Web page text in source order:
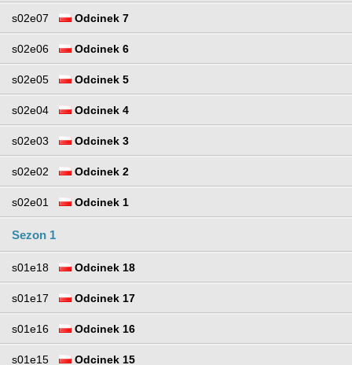
s02e07 Odcinek 7
s02e06 Odcinek 6
s02e05 Odcinek 5
s02e04 Odcinek 4
s02e03 Odcinek 3
s02e02 Odcinek 2
s02e01 Odcinek 1
Sezon 1
s01e18 Odcinek 18
s01e17 Odcinek 17
s01e16 Odcinek 16
s01e15 Odcinek 15